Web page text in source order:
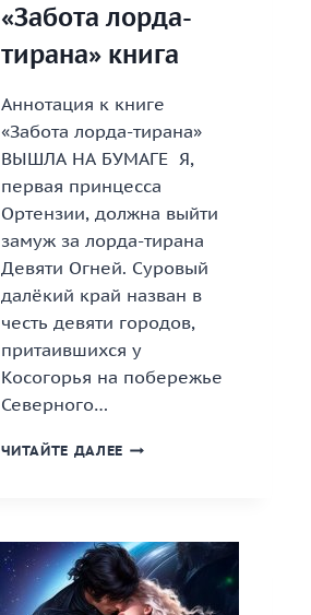
«Забота лорда-
тирана» книга
Аннотация к книге
«Забота лорда-тирана»
ВЫШЛА НА БУМАГЕ Я,
первая принцесса
Ортензии, должна выйти
замуж за лорда-тирана
Девяти Огней. Суровый
далёкий край назван в
честь девяти городов,
притаившихся у
Косогорья на побережье
Северного…
ЧИТАЙТЕ ДАЛЕЕ «ЗАБОТА